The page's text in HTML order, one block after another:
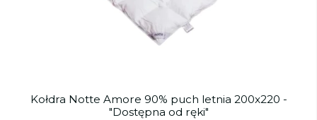
Kołdra Notte Amore 90% puch letnia 200x220 -
"Dostępna od ręki"